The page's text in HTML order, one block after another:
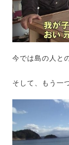
今では島の人と
そして、もう一